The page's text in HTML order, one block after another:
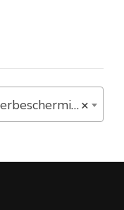
×
vloermatten (17)